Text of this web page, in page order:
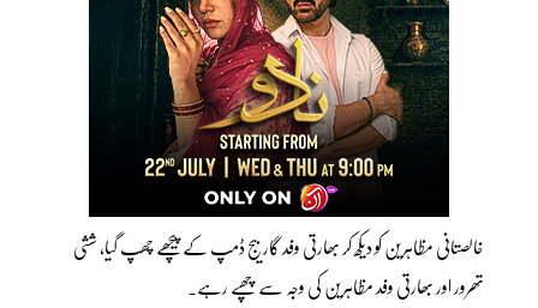
خالصتانی مظاہرین کو دیکھ کر بھارتی وفد گاربیج ڈمپ کے پیچھے چھپ گیا، ششی
تھرور اور بھارتی وفد مظاہرین کی وجہ سے چھپے رہے۔